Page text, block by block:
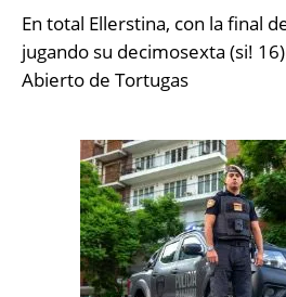
En total Ellerstina, con la final
jugando su decimosexta (si!
Abierto de Tortugas